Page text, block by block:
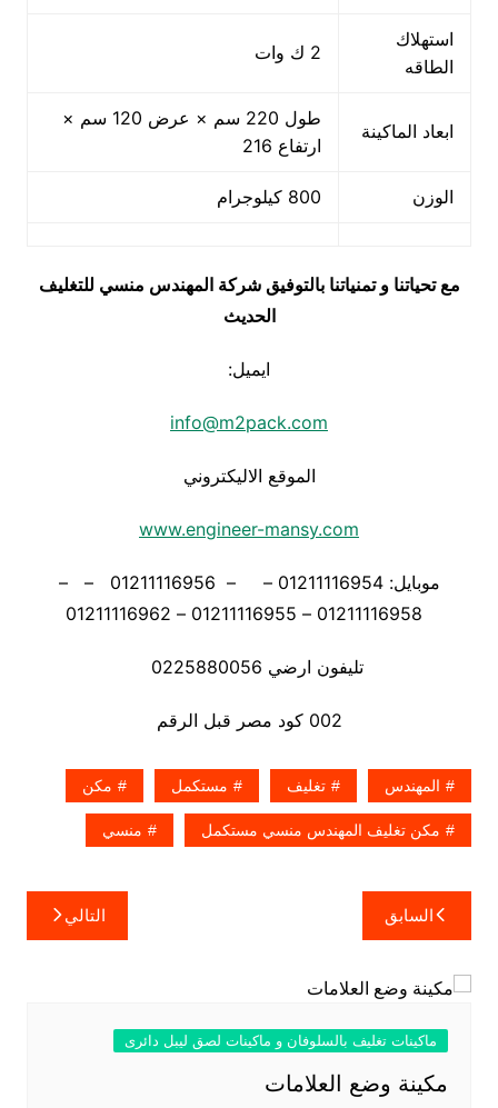
استهلاك
الطاقه
2 ك وات
ابعاد الماكينة
طول 220 سم × عرض 120 سم ×
ارتفاع 216
الوزن 800 كيلوجرام
مع تحياتنا و تمنياتنا بالتوفيق شركة المهندس منسي للتغليف
الحديث
ايميل:
info@m2pack.com
الموقع الاليكتروني
www.engineer-mansy.com
موبايل: 01211116954 – – 01211116956 – –
تليفون ارضي 0225880056
002 كود مصر قبل الرقم
المهندس تغليف مستكمل مكن
مكن تغليف المهندس منسي مستكمل منسي
تصفّح
المقالات
السابق التالي
ماكينات تغليف بالسلوفان و ماكينات لصق ليبل دائرى
مكينة وضع العلامات